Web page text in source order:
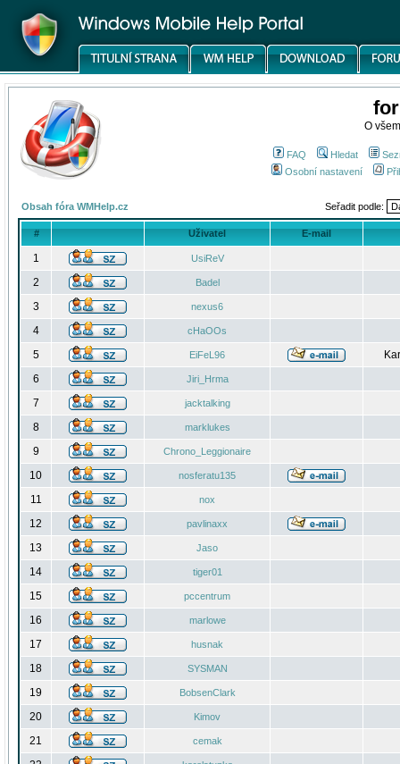
O
FAQ Hledat
Osobní nastavení
Obsah fóra WMHelp.cz Seřadit podle:
# Uživatel E-mail
1 UsiReV
2 Badel
3 nexus6
4 cHaOOs
5 EiFeL96
6
Jiri_Hrma
7 jacktalking
8 marklukes
9 Chrono_Leggionaire
10 nosferatu135
11 nox
12 pavlinaxx
13 Jaso
14 tiger01
15 pccentrum
16 marlowe
17 husnak
18 SYSMAN
19 BobsenClark
20 Kimov
21 cemak